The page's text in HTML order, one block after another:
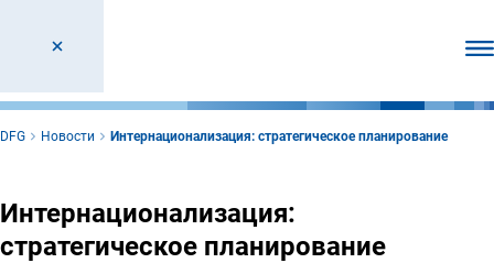
DFG Новости Интернационализация: стратегическое планирование
Интернационализация:
стратегическое планирование